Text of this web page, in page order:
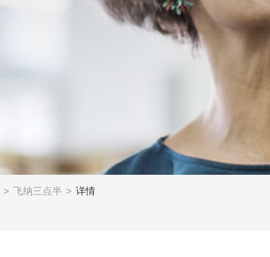
> 飞纳三点半 > 详情